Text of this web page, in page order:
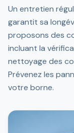
Un entretien
garantit sa
proposons des
incluant la
nettoyage des
Prévenez les
votre borne.